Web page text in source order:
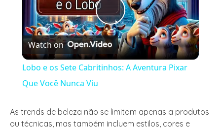
Play
Video
Watch on
Lobo e os Sete Cabritinhos: A Aventura Pixar
Que Você Nunca Viu
As trends de beleza não se limitam apenas a produtos
ou técnicas, mas também incluem estilos, cores e